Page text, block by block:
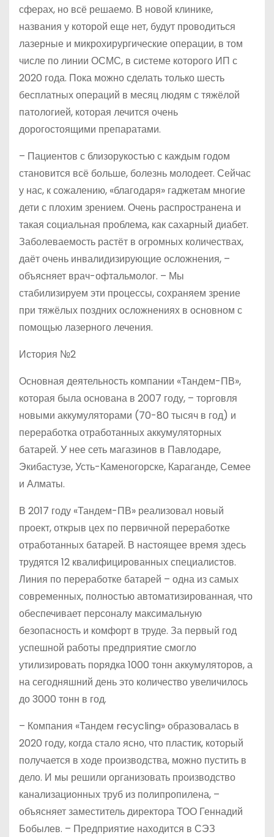
сферах, но всё решаемо. В новой клинике,
названия у которой еще нет, будут проводиться
лазерные и микрохирургические операции, в том
числе по линии ОСМС, в системе которого ИП с
2020 года. Пока можно сделать только шесть
бесплатных операций в месяц людям с тяжёлой
патологией, которая лечится очень
дорогостоящими препаратами.
– Пациентов с близорукостью с каждым годом
становится всё больше, болезнь молодеет. Сейчас
у нас, к сожалению, «благодаря» гаджетам многие
дети с плохим зрением. Очень распространена и
такая социальная проблема, как сахарный диабет.
Заболеваемость растёт в огромных количествах,
даёт очень инвалидизирующие осложнения, –
объясняет врач-офтальмолог. – Мы
стабилизируем эти процессы, сохраняем зрение
при тяжёлых поздних осложнениях в основном с
помощью лазерного лечения.
История №2
Основная деятельность компании «Тандем-ПВ»,
которая была основана в 2007 году, – торговля
новыми аккумуляторами (70-80 тысяч в год) и
переработка отработанных аккумуляторных
батарей. У нее сеть магазинов в Павлодаре,
Экибастузе, Усть-Каменогорске, Караганде, Семее
и Алматы.
В 2017 году «Тандем-ПВ» реализовал новый
проект, открыв цех по первичной переработке
отработанных батарей. В настоящее время здесь
трудятся 12 квалифицированных специалистов.
Линия по переработке батарей – одна из самых
современных, полностью автоматизированная, что
обеспечивает персоналу максимальную
безопасность и комфорт в труде. За первый год
успешной работы предприятие смогло
утилизировать порядка 1000 тонн аккумуляторов, а
на сегодняшний день это количество увеличилось
до 3000 тонн в год.
– Компания «Тандем recycling» образовалась в
2020 году, когда стало ясно, что пластик, который
получается в ходе производства, можно пустить в
дело. И мы решили организовать производство
канализационных труб из полипропилена, –
объясняет заместитель директора ТОО Геннадий
Бобылев. – Предприятие находится в СЭЗ